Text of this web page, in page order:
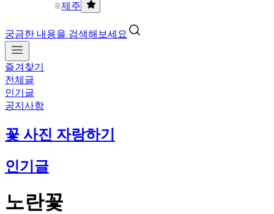
제주
궁금한 내용을 검색해보세요
즐겨찾기
전체글
인기글
공지사항
꽃 사진 자랑하기
인기글
노란꽃